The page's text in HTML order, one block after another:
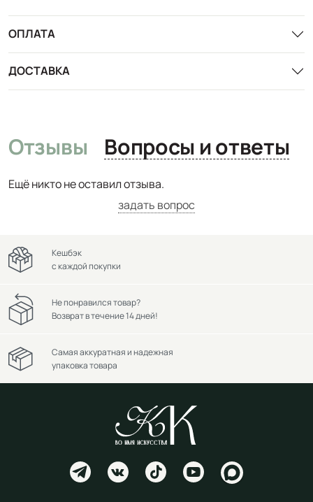
ОПЛАТА
ДОСТАВКА
Отзывы Вопросы и ответы
Ещё никто не оставил отзыва.
задать вопрос
Кешбэк
с каждой покупки
Не понравился товар?
Возврат в течение 14 дней!
Самая аккуратная и надежная
упаковка товара